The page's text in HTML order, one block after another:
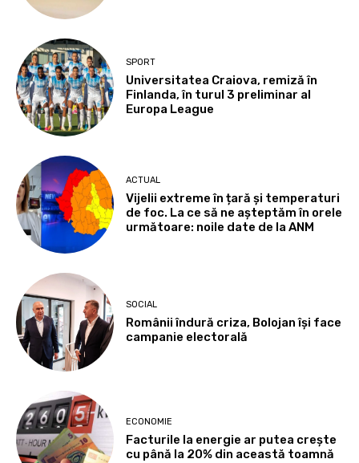
SPORT
Universitatea Craiova, remiză în
Finlanda, în turul 3 preliminar al
Europa League
ACTUAL
Vijelii extreme în țară și temperaturi
de foc. La ce să ne așteptăm în orele
următoare: noile date de la ANM
SOCIAL
Românii îndură criza, Bolojan își face
campanie electorală
ECONOMIE
Facturile la energie ar putea crește
cu până la 20% din această toamnă